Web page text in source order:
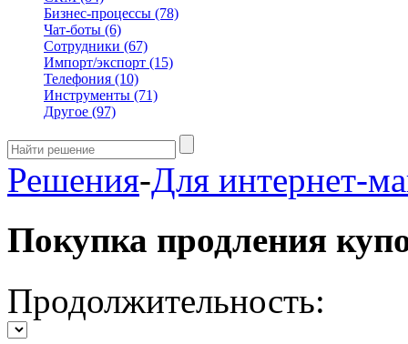
Бизнес-процессы (78)
Чат-боты (6)
Сотрудники (67)
Импорт/экспорт (15)
Телефония (10)
Инструменты (71)
Другое (97)
Решения-Для интернет-
Покупка продления
Продолжительность: